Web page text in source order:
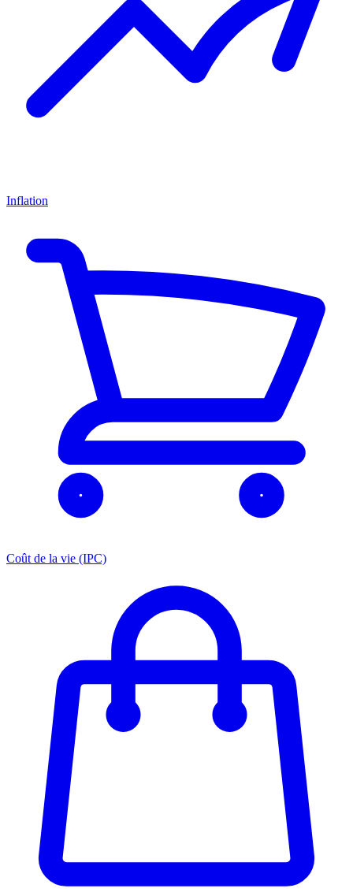
Inflation
Coût de la vie (IPC)